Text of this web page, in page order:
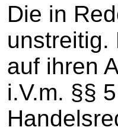
Die in
unstreitig.
auf ihren
i.V.m. §§